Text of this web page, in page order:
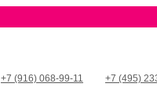
+7 (916) 068-99-11 +7 (495)